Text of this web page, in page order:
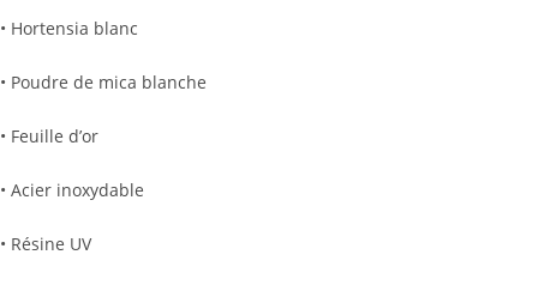
• Hortensia blanc
• Poudre de mica blanche
• Feuille d’or
• Acier inoxydable
• Résine UV